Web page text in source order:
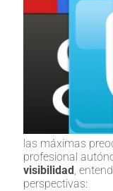
las máximas
profesional
visibilidad,
perspectivas: